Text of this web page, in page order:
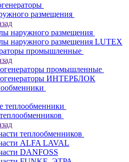
размещения
наружного размещения
наружного размещения LUTEX
промышленные
промышленные
ИНТЕРБЛОК
теплообменники
теплообменников
ALFA LAVAL
DANFOSS